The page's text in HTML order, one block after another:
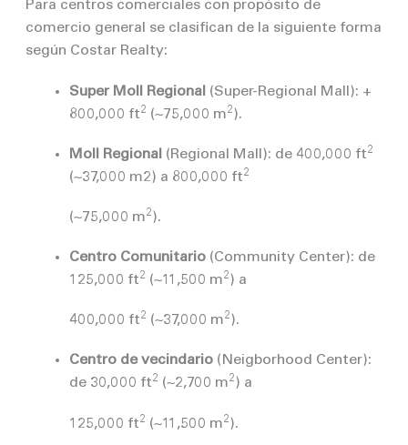
Para centros comerciales con propósito de
comercio general se clasifican de la siguiente forma
según Costar Realty:
Super Moll Regional (Super-Regional Mall): +
800,000 ft2 (~75,000 m2 ).
Moll Regional (Regional Mall): de 400,000 ft2
(~37,000 m2) a 800,000 ft2
(~75,000 m2 ).
Centro Comunitario(Community Center): de
125,000 ft2 (~11,500 m2 ) a
400,000 ft2 (~37,000 m2 ).
Centro de vecindario(Neigborhood Center):
de 30,000 ft2 (~2,700 m2 ) a
125,000 ft2 (~11,500 m2 ).